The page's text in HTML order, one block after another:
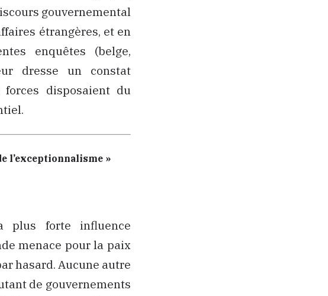
gouvernemental
étrangères, et en
enquêtes (belge,
dresse un constat
disposaient du
l’exceptionnalisme »
plus forte influence
menace pour la paix
hasard. Aucune autre
de gouvernements